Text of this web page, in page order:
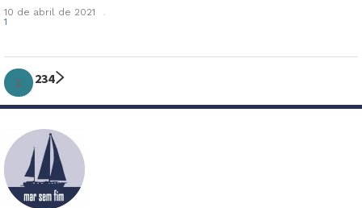
10 de abril de 2021
1
1 234